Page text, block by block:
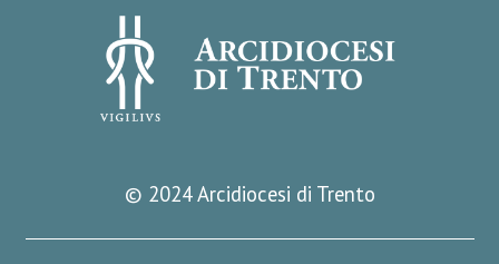
© 2024 Arcidiocesi di Trento